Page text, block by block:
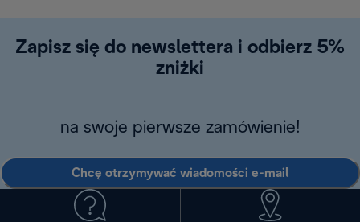
Zapisz się do newslettera i odbierz 5%
zniżki
na swoje pierwsze zamówienie!
Chcę otrzymywać wiadomości e-mail